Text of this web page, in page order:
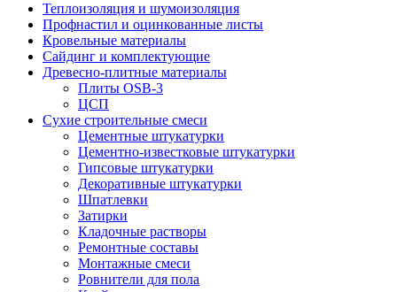
Теплоизоляция и шумоизоляция
Профнастил и оцинкованные листы
Кровельные материалы
Сайдинг и комплектующие
Древесно-плитные материалы
Плиты OSB-3
ЦСП
Сухие строительные смеси
Цементные штукатурки
Цементно-известковые штукатурки
Гипсовые штукатурки
Декоративные штукатурки
Шпатлевки
Затирки
Кладочные растворы
Ремонтные составы
Монтажные смеси
Ровнители для пола